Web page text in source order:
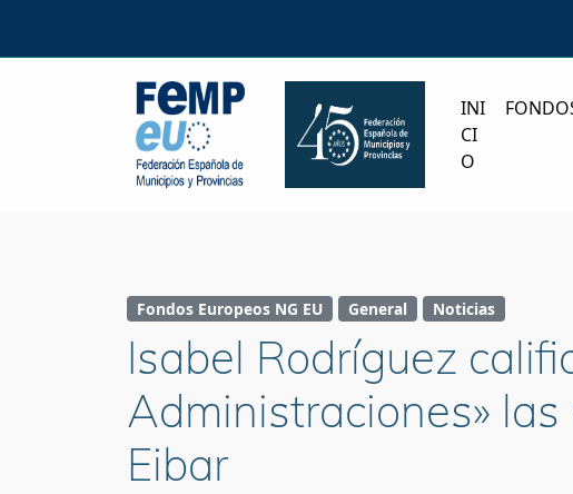
INI
CI
O
Fondos Europeos NG EU General Noticias
Isabel Rodríguez
Administraciones»
Eibar